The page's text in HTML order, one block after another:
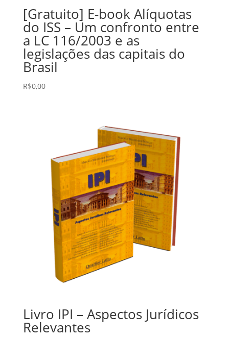
[Gratuito] E-book Alíquotas
do ISS – Um confronto entre
a LC 116/2003 e as
legislações das capitais do
Brasil
R$0,00
Livro IPI – Aspectos Jurídicos
Relevantes